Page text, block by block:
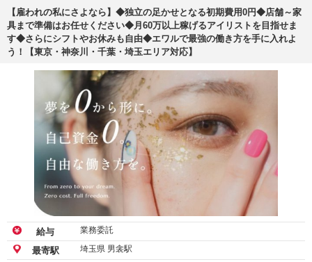
【雇われの私にさよなら】◆独立の足かせとなる初期費用0円◆店舗～家
具まで準備はお任せください◆月60万以上稼げるアイリストを目指せま
す◆さらにシフトやお休みも自由◆エワルで最強の働き方を手に入れよ
う！【東京・神奈川・千葉・埼玉エリア対応】
給与 業務委託
最寄駅 埼玉県 男衾駅